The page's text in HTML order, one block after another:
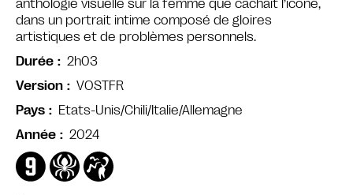
anthologie visuelle sur la femme que cachait l’icône,
dans un portrait intime composé de gloires
artistiques et de problèmes personnels.
Durée
2h03
Version
VOSTFR
Pays
Etats-Unis/Chili/Italie/Allemagne
Année
2024